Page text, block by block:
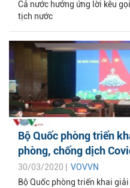
Cả nước hưởng ứng lời kêu
tịch nước
Bộ Quốc phòng triển
phòng, chống dịch
30/03/2020 | VOVVN
Bộ Quốc phòng triển khai